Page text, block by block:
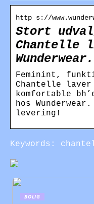
http s://
Stort
Chantelle
Feminint,
Chantelle laver
komfortable
hos
levering!
Keywords:
BOLIG